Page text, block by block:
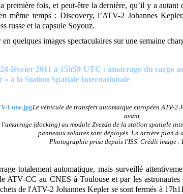
première fois, et peut-être la dernière, qu’il y a autant
même temps : Discovery, l’ATV-2 Johannes
russe et la capsule Soyouz.
en quelques images spectaculaires sur une semaine
février 2011 à 15h59 UTC : amarrage du cargo
» à la Station Spatiale Internationale
Le véhicule de transfert automaique européen ATV-2
avant
l'amarrage (docking) au module Zvezda de la station spatiale
panneaux solaires sont déployés. En arrière plan à
Photographie prise depuis l'ISS. Crédit image :
totalement automatique, mais surveillé
ATV-CC au CNES à Toulouse et par les
de l'ATV-2 Johannes Kepler se sont fermés à